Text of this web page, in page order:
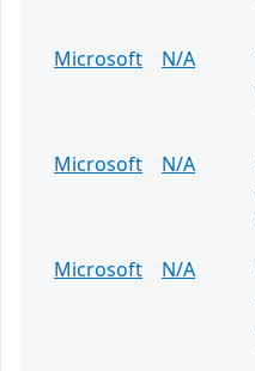
Microsoft
N/A
Microsoft
N/A
Microsoft
N/A